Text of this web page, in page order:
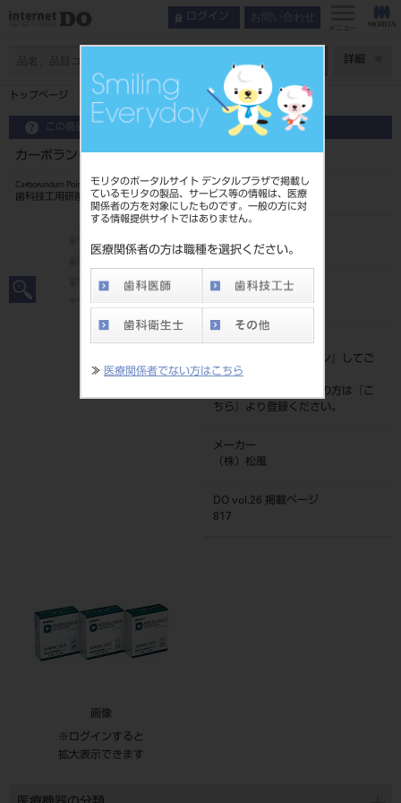
モリタのポータルサイト デンタルプラザで掲載し
ているモリタの製品、サービス等の情報は、医療
関係者の方を対象にしたものです。一般の方に対
する情報提供サイトではありません。
医療関係者の方は職種を選択ください。
≫ 医療関係者でない方はこちら
ログイン お問い合わせ
メニュー
詳細
トップページ カーボランダムポイント CA 12入 ＃28
この商品に関するお問い合わせ
カーボランダムポイント CA 12入 ＃28
Carborundum Point and Wheel
歯科技工用研削器材
20432020328
JAN/EANコード
標準価格
ログイン
』してご
覧ください。
ネット会員登録がまだの方は『
こ
ちら
』より登録ください。
メーカー
（株）松風
DO vol.26 掲載ページ
817
画像
※ログインすると
拡大表示できます